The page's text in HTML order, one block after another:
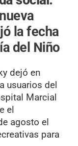
la fecha
del Niño
dejó en
usuarios del
Marcial
el
agosto el
para